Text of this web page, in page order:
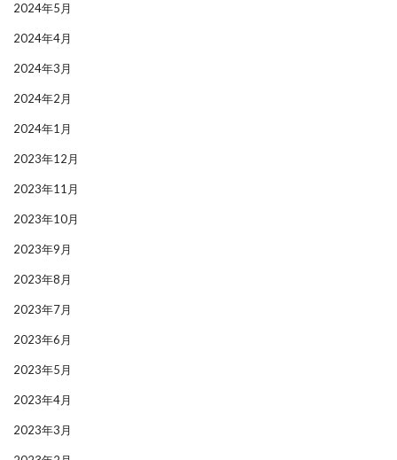
2024年5月
2024年4月
2024年3月
2024年2月
2024年1月
2023年12月
2023年11月
2023年10月
2023年9月
2023年8月
2023年7月
2023年6月
2023年5月
2023年4月
2023年3月